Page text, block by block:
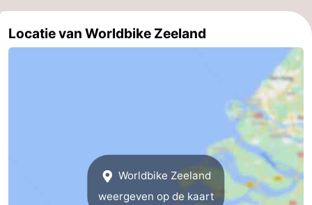
minutes
Strand
Locatie van Worldbike Zeeland
Worldbike Zeeland
weergeven op de kaart